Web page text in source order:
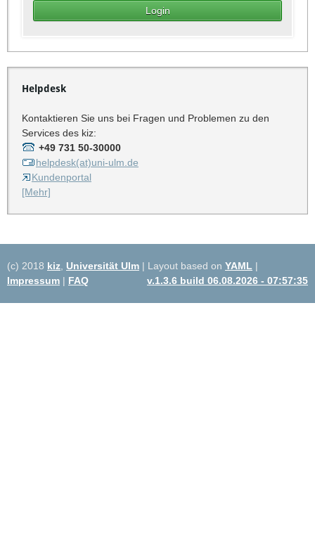
Helpdesk
Kontaktieren Sie uns bei Fragen und Problemen zu den
Services des kiz:
+49 731 50-30000
helpdesk(at)uni-ulm.de
Kundenportal
[Mehr]
(c) 2018 kiz Universität Ulm | Layout based on YAML |
Impressum | FAQ v.1.3.6 build 06.08.2026 - 07:57:35